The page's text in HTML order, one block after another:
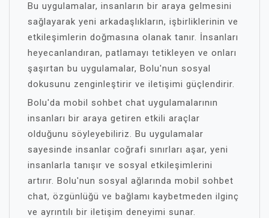
Bu uygulamalar, insanların bir araya gelmesini
sağlayarak yeni arkadaşlıkların, işbirliklerinin ve
etkileşimlerin doğmasına olanak tanır. İnsanları
heyecanlandıran, patlamayı tetikleyen ve onları
şaşırtan bu uygulamalar, Bolu'nun sosyal
dokusunu zenginleştirir ve iletişimi güçlendirir.
Bolu'da mobil sohbet chat uygulamalarının
insanları bir araya getiren etkili araçlar
olduğunu söyleyebiliriz. Bu uygulamalar
sayesinde insanlar coğrafi sınırları aşar, yeni
insanlarla tanışır ve sosyal etkileşimlerini
artırır. Bolu'nun sosyal ağlarında mobil sohbet
chat, özgünlüğü ve bağlamı kaybetmeden ilginç
ve ayrıntılı bir iletişim deneyimi sunar.